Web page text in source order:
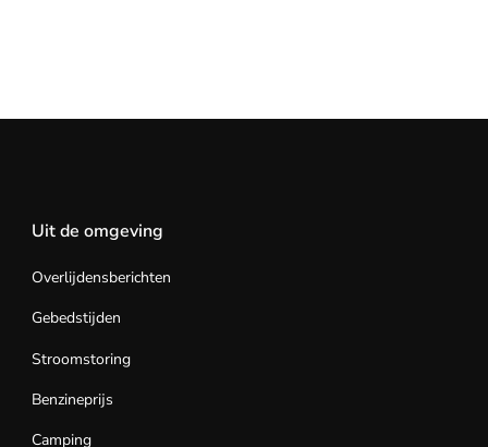
Uit de omgeving
Overlijdensberichten
Gebedstijden
Stroomstoring
Benzineprijs
Camping